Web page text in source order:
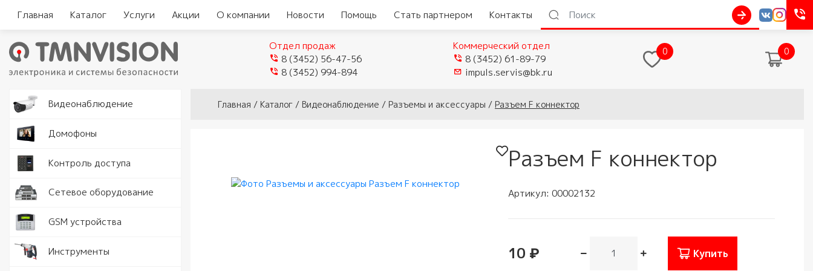
Главная Каталог Услуги Акции О компании Новости Помощь Стать партнером Контакты
Отдел продаж
8 (3452) 56-47-56
8 (3452) 994-894
Коммерческий отдел
8 (3452) 61-89-79
impuls.servis@bk.ru
0 0
Видеонаблюдение Видеокамеры Видеокамеры TVI/CVI/AHD
Муляжи камер
Программное обеспечение
Домофоны
Комплекты
Контроль доступа
Замки и защелки
Сетевое оборудование
GSM устройства
Инструменты
Вы здесь
Главная / Каталог / Видеонаблюдение / Разъемы и аксессуары / Разъем F коннектор
Разъем F коннектор
Артикул: 00002132
10 ₽ Купить